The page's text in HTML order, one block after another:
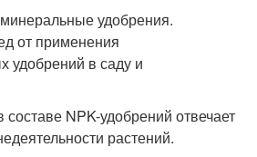
NPK-удобрений отвечает
растений.